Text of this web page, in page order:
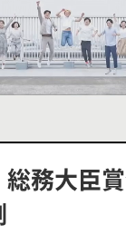
o
e
d
:
務大臣